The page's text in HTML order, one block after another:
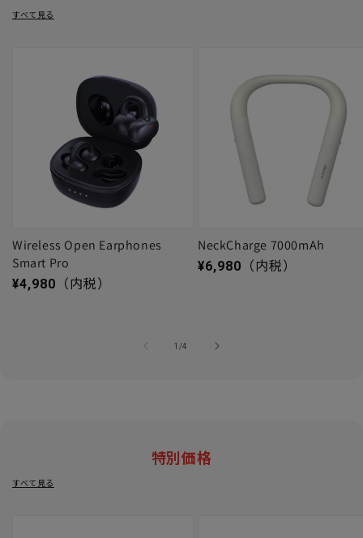
すべて見る
Wireless Open Earphones
Smart Pro
通常価格
¥4,980 （内税）
NeckCharge 7000mAh
通常価格
¥6,980 （内税）
1 /
の4
特別価格
すべて見る